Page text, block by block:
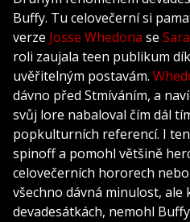
Buffy. Tu celovečerní si
verze Josse Whedona se
roli zaujala teen publikum
uvěřitelným postavám.
dávno před Stmíváním, a
svůj lore nabaloval čím dál
popkulturních referencí. I
spinoff a pomohl většině
celovečerních hororech
všechno dávná minulost, ale
devadesátkách, nemohl